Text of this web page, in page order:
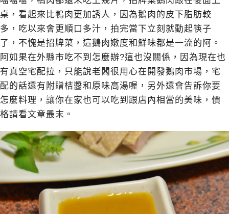
桌，看起來比鴨肉更加誘人，因為鵝肉的皮下脂肪較
多，吃以來會更順口多汁，拍完當下立刻就動起筷子
了，不愧是招牌菜，這鵝肉嫩度和鮮味都是一流的阿。
阿如果在外縣市吃不到怎麼辦?這也沒關係，因為現在也
有真空宅配拉，只能說老闆很用心在開發鵝肉市場，宅
配的話還有附贈桔醬和原味高湯喔，另外還會告訴你要
怎麼料理，讓你在家也可以吃到跟店內相當的美味，價
格請看文章最末。